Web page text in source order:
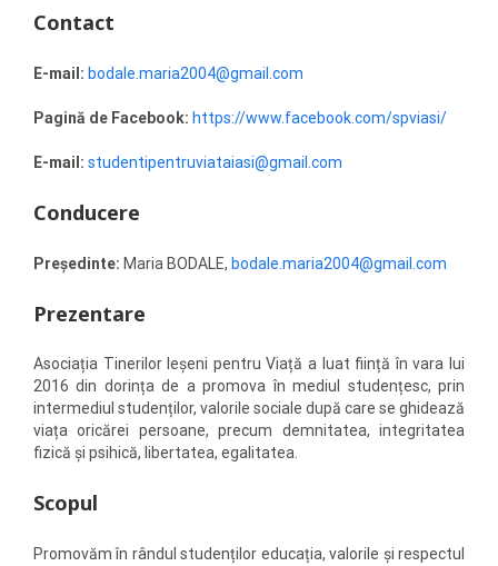
Contact
E-mail: bodale.maria2004@gmail.com
Pagină de Facebook: https://www.facebook.com/spviasi/
E-mail: studentipentruviataiasi@gmail.com
Conducere
Președinte: Maria BODALE, bodale.maria2004@gmail.com
Prezentare
Asociația Tinerilor Ieșeni pentru Viață a luat ființă în vara lui
2016 din dorința de a promova în mediul studențesc, prin
intermediul studenților, valorile sociale după care se ghidează
viața oricărei persoane, precum demnitatea, integritatea
fizică și psihică, libertatea, egalitatea.
Scopul
Promovăm în rândul studenților educația, valorile și respectul